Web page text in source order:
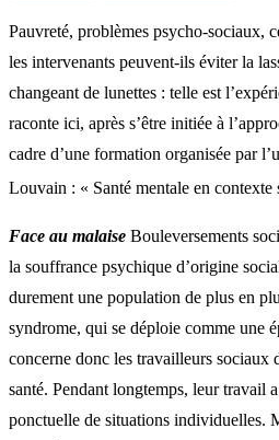
Pauvreté, problèmes psycho-
les intervenants peuvent-ils éviter la
changeant de lunettes : telle est
raconte ici, après s’être initiée à
cadre d’une formation organisée par
Louvain : « Santé mentale en contexte
Face au malaise Bouleversements
la souffrance psychique d’origine
durement une population de plus en
syndrome, qui se déploie comme une
concerne donc les travailleurs sociaux
santé. Pendant longtemps, leur travail
ponctuelle de situations individuelles.